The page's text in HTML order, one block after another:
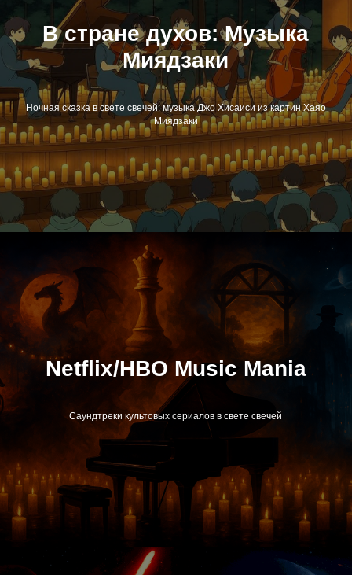
В стране духов: Музыка
Миядзаки
Ночная сказка в свете свечей: музыка Джо Хисаиси из картин Хаяо
Миядзаки
Netflix/HBO Music Mania
Саундтреки культовых сериалов в свете свечей